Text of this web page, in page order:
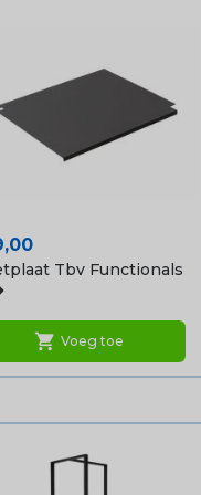
Tbv Functionals
shopping_cart Voeg toe